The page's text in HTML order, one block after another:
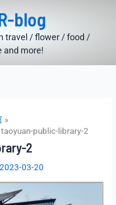
blog
travel / flower / food /
and more!
taoyuan-public-library-2
2
2023-03-20